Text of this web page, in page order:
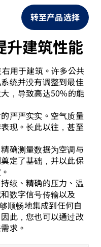
转至产品选择
升建筑性能
用于建筑。许多公共
统并没有调整到最佳
，导致高达50%的能
严严实实。空气质量
现。长此以往，甚至
确测量数据为空调与
定了基础，并以此保
续、精确的压力、温
数字信号传输以及
顺畅地集成到任何自
此，您也可以通过改
求。